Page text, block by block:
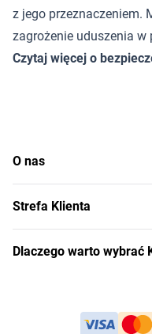
z jego przeznaczeniem.
zagrożenie uduszenia w
Czytaj więcej o
O nas
Strefa Klienta
Dlaczego warto wybrać